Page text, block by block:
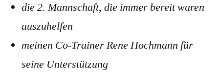
die 2. Mannschaft, die immer bereit waren
auszuhelfen
meinen Co-Trainer Rene Hochmann für
seine Unterstützung